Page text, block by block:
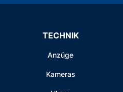
TECHNIK
Anzüge
Kameras